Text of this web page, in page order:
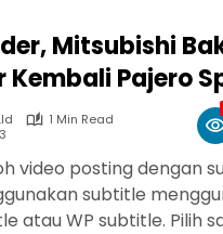
Mitsubishi
Kembali Pajero
1 Min Read
video posting dengan
subtitle
atau WP subtitle. Pilih